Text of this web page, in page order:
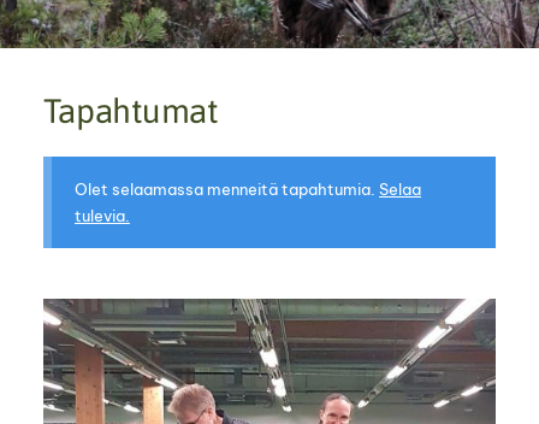
Tapahtumat
Olet selaamassa menneitä tapahtumia. Selaa
tulevia.